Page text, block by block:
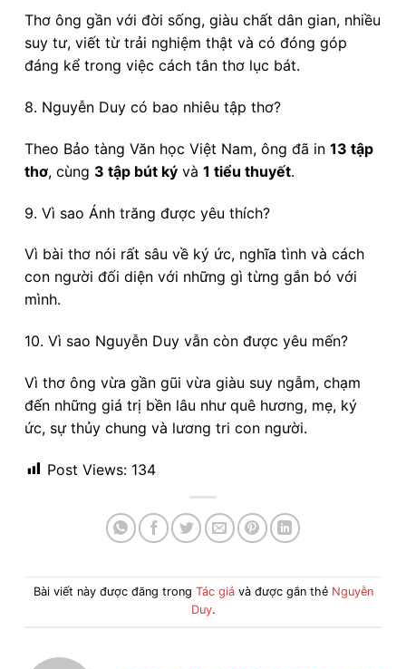
Thơ ông gần với đời sống, giàu chất dân gian, nhiều
suy tư, viết từ trải nghiệm thật và có đóng góp
đáng kể trong việc cách tân thơ lục bát.
8. Nguyễn Duy có bao nhiêu tập thơ?
Theo Bảo tàng Văn học Việt Nam, ông đã in 13 tập
thơ, cùng 3 tập bút ký và 1 tiểu thuyết.
9. Vì sao Ánh trăng được yêu thích?
Vì bài thơ nói rất sâu về ký ức, nghĩa tình và cách
con người đối diện với những gì từng gắn bó với
mình.
10. Vì sao Nguyễn Duy vẫn còn được yêu mến?
Vì thơ ông vừa gần gũi vừa giàu suy ngẫm, chạm
đến những giá trị bền lâu như quê hương, mẹ, ký
ức, sự thủy chung và lương tri con người.
Post Views: 134
Bài viết này được đăng trong Tác giảvà được gắn thẻ Nguyễn
Duy.